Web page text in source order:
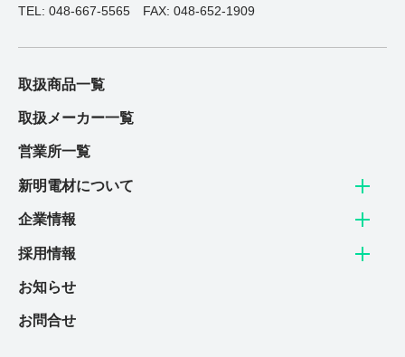
TEL: 048-667-5565 FAX: 048-652-1909
取扱商品一覧
取扱メーカー一覧
営業所一覧
新明電材について
企業情報
採用情報
お知らせ
お問合せ